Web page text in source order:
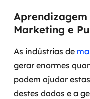
Marketing e
As indústrias de
gerar enormes
podem ajudar
destes dados e a